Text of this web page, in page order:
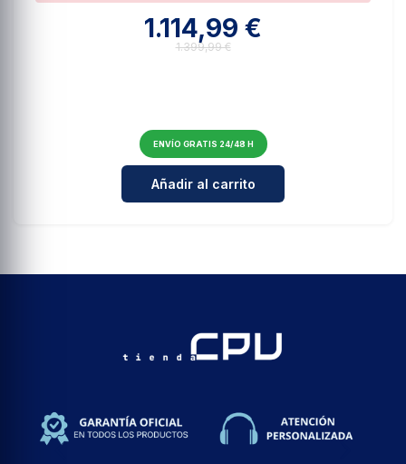
1.114,99 €
1.399,99 €
ENVÍO GRATIS 24/48 H
Cantidad para Bicicleta Electrica
Añadir al carrito